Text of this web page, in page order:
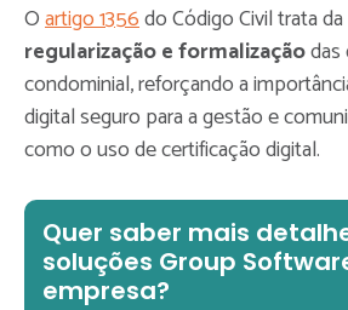
Oartigo 1356do Código Civil trata da
regularização e formalização
condominial, reforçando a
digital seguro para a gestão e
como o uso de certificação digital.
Quer saber mais
soluções Group
empresa?